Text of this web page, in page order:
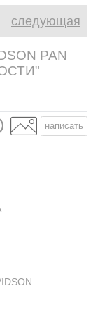
сделали на
дорожника
следующая
PAN
написать